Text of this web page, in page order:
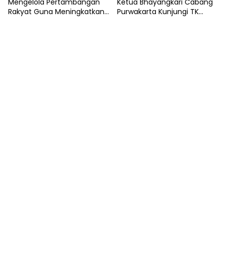
Rakyat Guna Meningkatkan
Purwakarta Kunjungi TK